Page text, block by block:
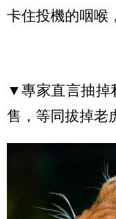
卡住投機的咽喉
▼專家直言抽掉
售，等同拔掉老